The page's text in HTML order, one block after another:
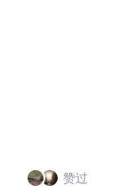
赞过